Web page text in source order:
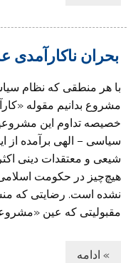
بحران ناکارآمدی
با هر منطقی که نظام
مشروع بدانیم مقوله
خصیصه تداوم این
سیاسی – الهی برآمده از
شیعی و معتقدات دینی
هیچ‌چیز در حکومت اسلامی
نشده است. رضایتی که
مقبولیتی که عین
» ادامه